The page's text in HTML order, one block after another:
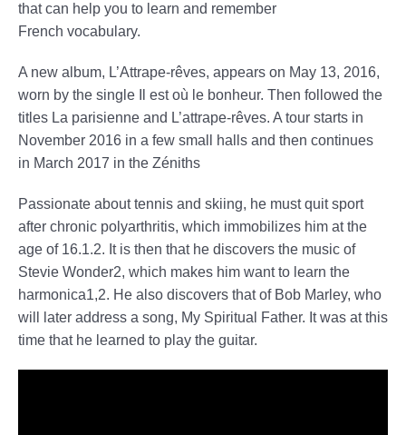
that can help you to learn and remember
French vocabulary.
A new album, L’Attrape-rêves, appears on May 13, 2016,
worn by the single Il est où le bonheur. Then followed the
titles La parisienne and L’attrape-rêves. A tour starts in
November 2016 in a few small halls and then continues
in March 2017 in the Zéniths
Passionate about tennis and skiing, he must quit sport
after chronic polyarthritis, which immobilizes him at the
age of 16.1.2. It is then that he discovers the music of
Stevie Wonder2, which makes him want to learn the
harmonica1,2. He also discovers that of Bob Marley, who
will later address a song, My Spiritual Father. It was at this
time that he learned to play the guitar.